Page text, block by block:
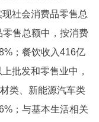
社会消费品零售总
售总额中，按消费
；餐饮收入416亿
批发和零售业中，
类、新能源汽车类
；与基本生活相关